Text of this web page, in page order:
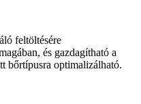
feltöltésére
és gazdagítható a
bőrtípusra optimalizálható.